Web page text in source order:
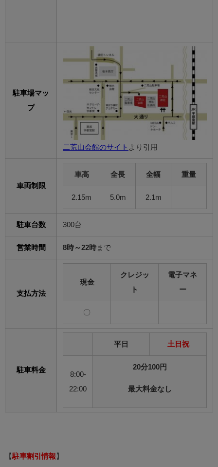
駐車場マッ
プ
二荒山会館のサイト より引用
車両制限
車高 全長 全幅 重量
2.15m 5.0m 2.1m
駐車台数 300台
営業時間 8時～22時 まで
支払方法
現金
クレジッ
ト
電子マネ
ー
〇
駐車料金
平日 土日祝
8:00-
22:00
20分100円
最大料金なし
【駐車割引情報 】